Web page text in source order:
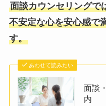
面談カウンセリングで
不安定な心を安心感で
す。
あわせて読みたい
面談
内